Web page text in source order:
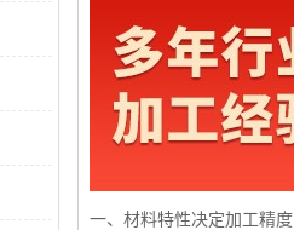
一、材料特性决定加工精度